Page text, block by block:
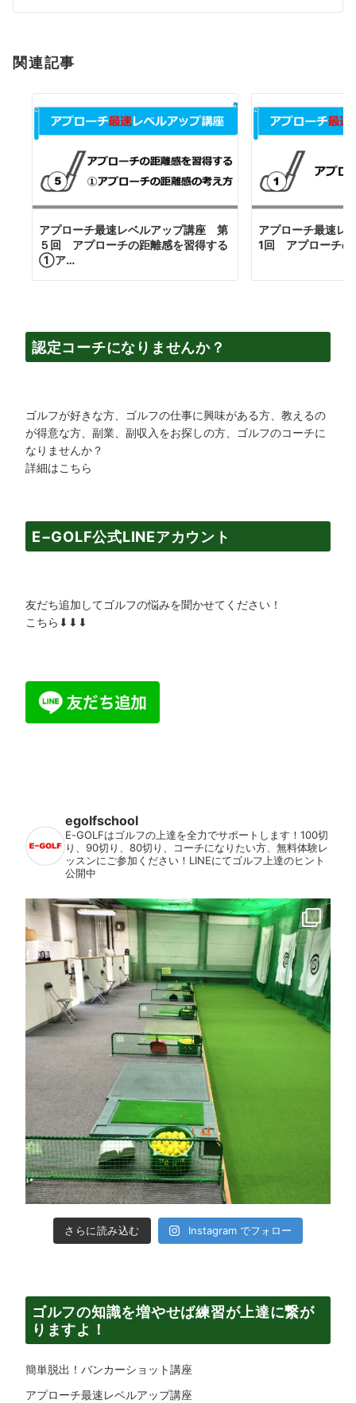
シ
ン
関連記事
アプローチ最速レベルアップ講座 第
５回 アプローチの距離感を習得する
①ア…
アプローチ最速
1回 アプローチの
認定コーチになりませんか？
ゴルフが好きな方、ゴルフの仕事に興味がある方、教えるの
が得意な方、副業、副収入をお探しの方、ゴルフのコーチに
なりませんか？
詳細はこちら
E−GOLF公式LINEアカウント
友だち追加してゴルフの悩みを聞かせてください！
こちら⬇︎⬇︎⬇︎
egolfschool
E-GOLFはゴルフの上達を全力でサポートします！100切
り、90切り、80切り、コーチになりたい方、無料体験レ
ッスンにご参加ください！LINEにてゴルフ上達のヒント
公開中
さらに読み込む Instagram でフォロー
ゴルフの知識を増やせば練習が上達に繋が
りますよ！
簡単脱出！バンカーショット講座
アプローチ最速レベルアップ講座